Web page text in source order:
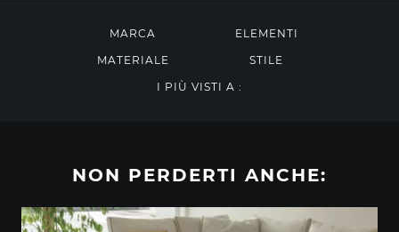
MARCA
ELEMENTI
MATERIALE
STILE
I PIÙ VISTI A :
NON PERDERTI ANCHE: